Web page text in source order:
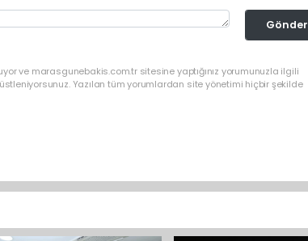
Gönder
ve marasgunebakis.com.tr sitesine yaptığınız yorumunuzla ilgili
Yazılan tüm yorumlardan site yönetimi hiçbir şekilde